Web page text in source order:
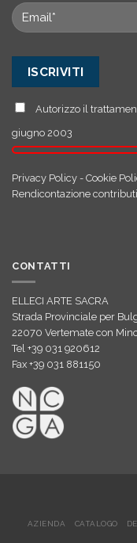
Autorizzo il
giugno 2003
Privacy Policy - Cookie
Rendicontazione
CONTATTI
ELLECI ARTE SACRA
Strada Provinciale per
22070 Vertemate con
Tel +39 031 920612
Fax +39 031 881150
AZIENDA CATALOGO